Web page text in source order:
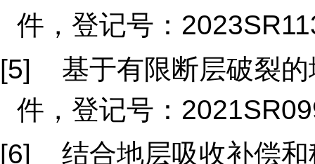
件，登记号：
[5] 基于有限断层破裂的
件，登记号：
[6] 结合地层吸收补偿和